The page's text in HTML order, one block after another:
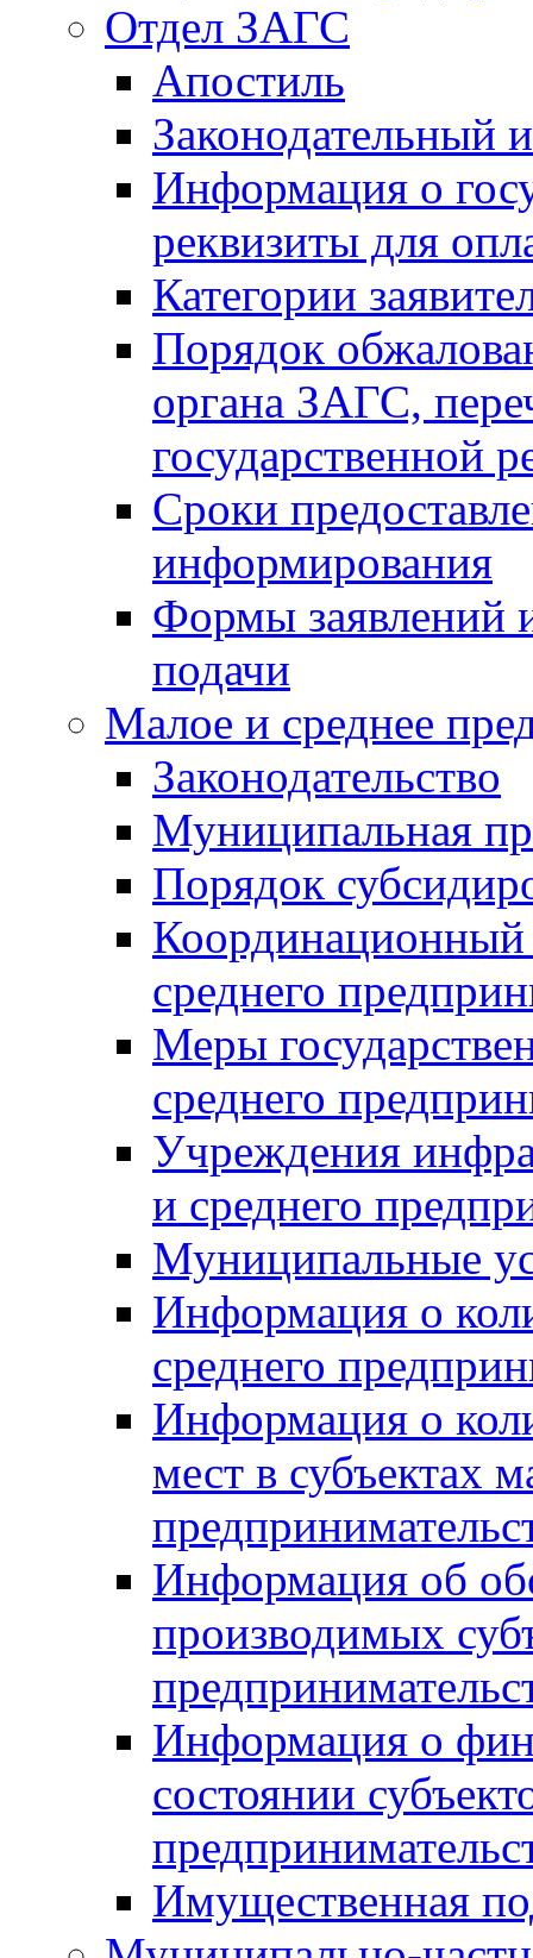
Отдел ЗАГС
Апостиль
Законодательный
Информация о
реквизиты для
Категории
Порядок
органа ЗАГС,
государственной
Сроки
информирования
Формы заявлений
подачи
Малое и среднее
Законодательство
Муниципальная
Порядок
Координационный
среднего
Меры
среднего
Учреждения
и среднего
Муниципальные
Информация о
среднего
Информация о
мест в субъектах
Информация об
производимых
Информация о
состоянии
Имущественная